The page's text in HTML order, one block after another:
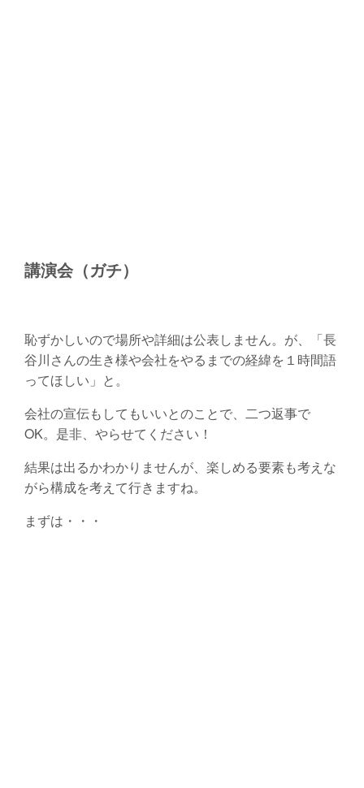
講演会（ガチ）
恥ずかしいので場所や詳細は公表しません。が、「長
谷川さんの生き様や会社をやるまでの経緯を１時間語
ってほしい」と。
会社の宣伝もしてもいいとのことで、二つ返事で
OK。是非、やらせてください！
結果は出るかわかりませんが、楽しめる要素も考えな
がら構成を考えて行きますね。
まずは・・・